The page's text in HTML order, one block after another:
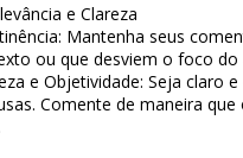
e Clareza
Mantenha seus
ou que desviem o foco
e Objetividade: Seja claro
Comente de maneira